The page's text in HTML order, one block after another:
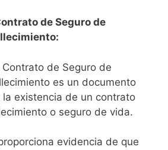
de Seguro de
de Seguro de
es un documento
existencia de un contrato
o seguro de vida.
evidencia de que